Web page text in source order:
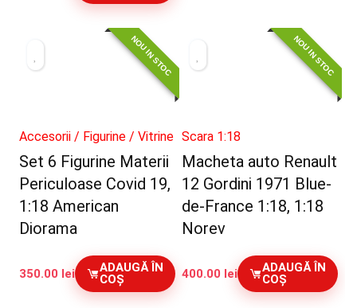
NOU IN STOC
Accesorii / Figurine / Vitrine
Set 6 Figurine Materii
Periculoase Covid 19,
1:18 American
Diorama
350.00 lei
ADAUGĂ ÎN
COȘ
NOU IN STOC
Scara 1:18
Macheta auto Renault
12 Gordini 1971 Blue-
de-France 1:18, 1:18
Norev
400.00 lei
ADAUGĂ ÎN
COȘ